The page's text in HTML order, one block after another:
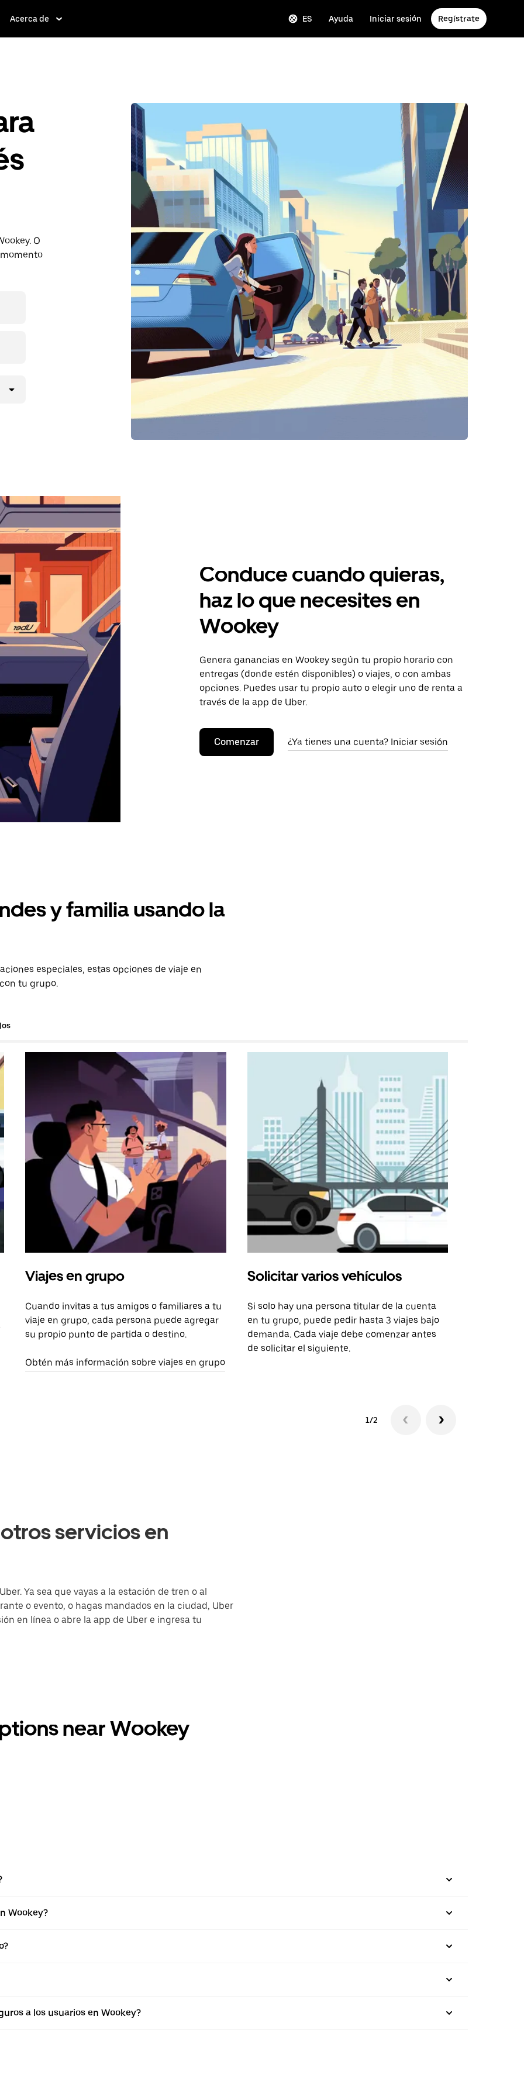
Acerca de ES Ayuda Iniciar sesión Regístrate
O
Conduce cuando quieras,
haz lo que necesites en
Wookey
Genera ganancias en Wookey según tu propio horario con
entregas (donde estén disponibles) o viajes, o con ambas
opciones. Puedes usar tu propio auto o elegir uno de renta a
través de la app de Uber.
Comenzar ¿Ya tienes una cuenta? Iniciar sesión
y familia usando la
especiales, estas opciones de viaje en
tu grupo.
Viajes en grupo
Cuando invitas a tus amigos o familiares a tu
viaje en grupo, cada persona puede agregar
su propio punto de partida o destino.
Obtén más información sobre viajes en grupo
Solicitar varios vehículos
Si solo hay una persona titular de la cuenta
en tu grupo, puede pedir hasta 3 viajes bajo
demanda. Cada viaje debe comenzar antes
de solicitar el siguiente.
1/2
servicios en
Ya sea que vayas a la estación de tren o al
o evento, o hagas mandados en la ciudad, Uber
en línea o abre la app de Uber e ingresa tu
near Wookey
Wookey?
a los usuarios en Wookey?